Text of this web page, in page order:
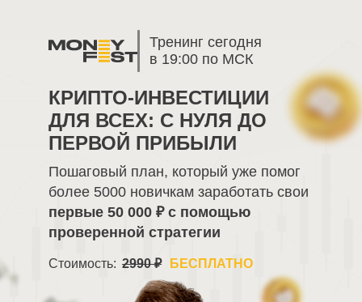
Тренинг сегодня
в 19:00 по МСК
КРИПТО-ИНВЕСТИЦИИ
ДЛЯ ВСЕХ: С НУЛЯ ДО
ПЕРВОЙ ПРИБЫЛИ
Пошаговый план, который уже помог
более 5000 новичкам заработать свои
первые 50 000 ₽ с помощью
проверенной стратегии
Стоимость: 2990 ₽ БЕСПЛАТНО